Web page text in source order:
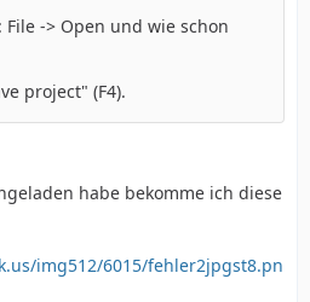
-> Open und wie schon
project" (F4).
habe bekomme ich diese
img512/6015/fehler2jpgst8.pn